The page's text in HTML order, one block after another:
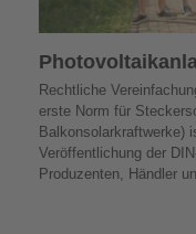
Rechtliche
erste Norm für
Balkonsolarkraftwerke)
Veröffentlichung der
Produzenten, Händler